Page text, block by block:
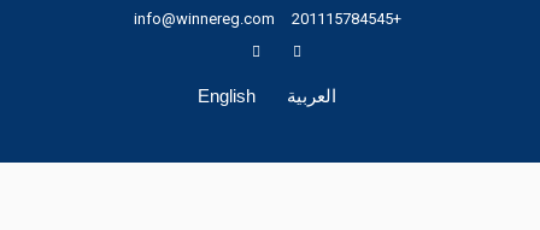
+201115784545
info@winnereg.com
العربية English